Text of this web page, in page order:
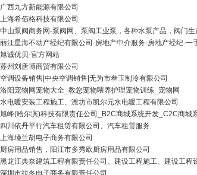
广西九方新能源有限公司
上海希佰格科技有限公司
中山泵阀商务网-泵阀网、泵阀工业泵，各种水泵产品，阀门生
丽江星海不动产经纪有限公司-房地产中介服务-房地产经纪-一
旭诚优贝-官方网站
苏州刘唐博商贸有限公司
空调设备销售|中央空调销售|无为市叁玉制冷有限公司
洛阳宠物网宠物大全_教您宠物喂养护理宠物训练_宠物网
水电暖安装工程施工、潍坊市凯尔元水电暖工程有限公司
旭峰(哈尔滨)科技有限责任公司_B2C商城系统开发_C2C商城
四川依丹平行汽车租赁有限公司、汽车租赁服务
上海瑾兰胡电子商务有限公司
厨房用品销售，阳江市多秀欧厨房用品有限公司
黑龙江典奈建筑工程有限责任公司、建设工程施工、建设工程
深圳市拉冬电子商务有限责任公司